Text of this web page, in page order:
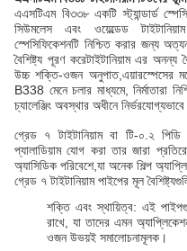
এএসটিএম বি৩৩৮ একটি স্ট্যান্ডার্ড
সিউমলেস এবং ওয়েল্ডেড
স্পেসিফিকেশনটি নিশ্চিত করার জন্য
বৈশিষ্ট্য পূরণ করেটাইটানিয়াম এর অনন্য
উচ্চ শক্তি-ওজন অনুপাত,এয়ারস্পেসের
B338 মেনে চলার মাধ্যমে, নির্মাতারা
চ্যালেঞ্জিং অবস্থার অধীনে
গ্রেড ৭ টাইটানিয়াম বা টি-০.২
প্যালাডিয়াম যোগ করা তার জারা
অ্যাসিডিক পরিবেশে,যা অনেক শিল্প
গ্রেড ৭ টাইটানিয়াম পাইপের মূল
শক্তি এবং স্থায়িত্ব: এই
রাখে, যা তাদের এমন
ওজন উভয়ই সমালোচনামূলক।